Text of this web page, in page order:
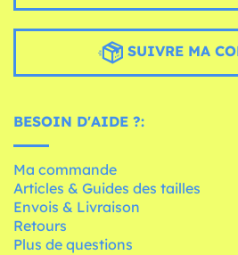
SUIVRE MA
BESOIN D'AIDE ?:
Ma commande
Articles & Guides des tailles
Envois & Livraison
Retours
Plus de questions